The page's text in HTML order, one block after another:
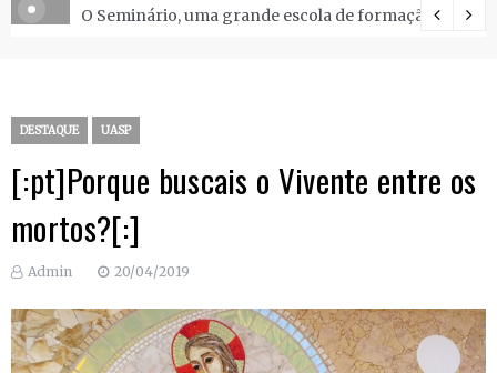
O Seminário, uma grande escola de formação.
DESTAQUE UASP
[:pt]Porque buscais o Vivente entre os
mortos?[:]
Admin 20/04/2019